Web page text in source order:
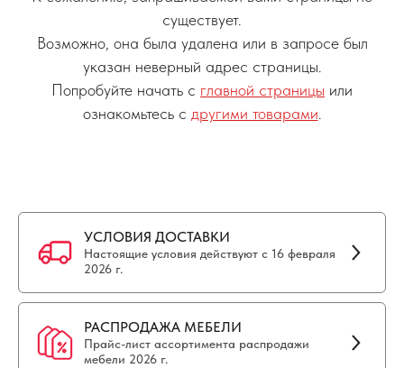
существует.
Возможно, она была удалена или в запросе был
указан неверный адрес страницы.
Попробуйте начать с главной страницы или
ознакомьтесь с другими товарами
УСЛОВИЯ ДОСТАВКИ
Настоящие условия действуют с 16 февраля
2026 г.
РАСПРОДАЖА МЕБЕЛИ
Прайс-лист ассортимента распродажи
мебели 2026 г.